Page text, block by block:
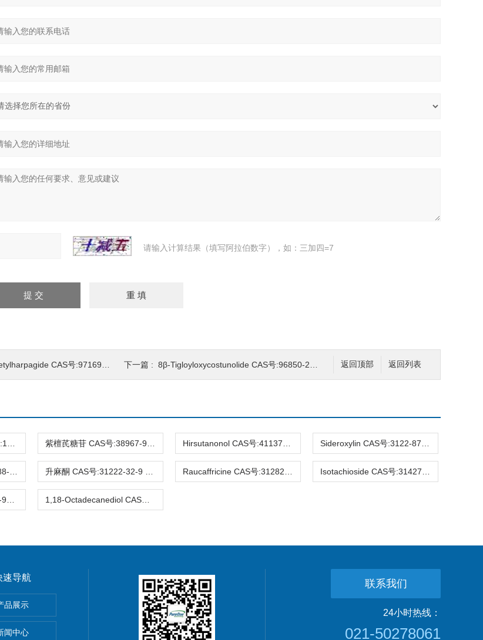
请输入计算结果（填写阿拉伯数字），如：三加四=7
返回列表
返回顶部
CAS号:97169-44-3 HPLC98% 下一篇 : 8β-Tigloyloxycostunolide CAS号:96850-21-4 HPLC98%
植物提取物,标准品,对照品
析标准品
速导航
品展示
闻中心
联系我们
24小时热线：
021-50278061